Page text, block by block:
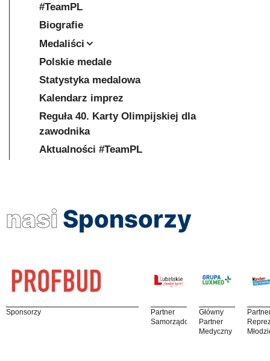
#TeamPL
Biografie
Medaliści
Polskie medale
Statystyka medalowa
Kalendarz imprez
Reguła 40. Karty Olimpijskiej dla
zawodnika
Aktualności #TeamPL
nasi Sponsorzy
Sponsorzy
Partner
Samorządowy
Główny
Partner
Medyczny